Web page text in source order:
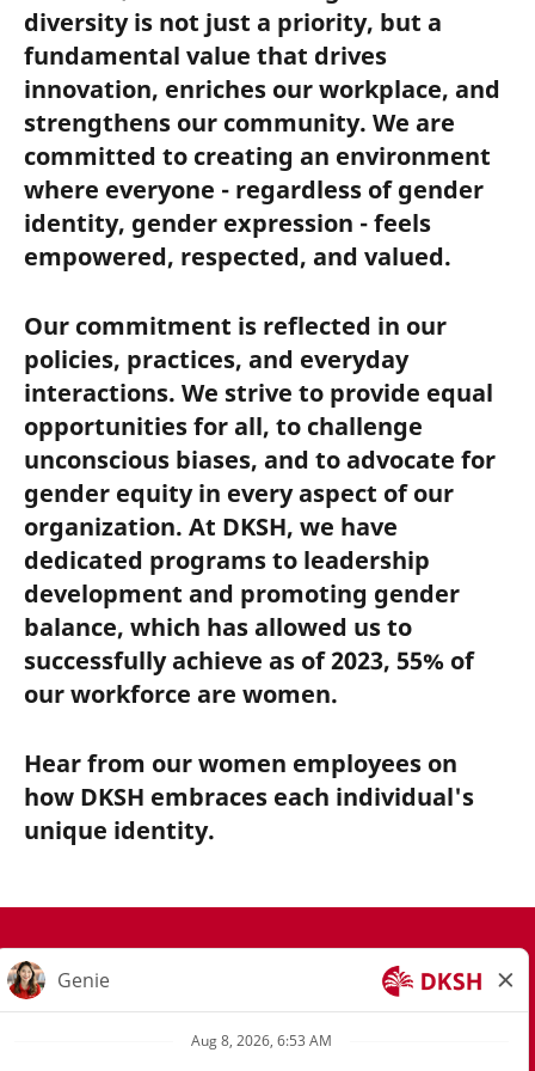
ce que nous
recherchons.
proposerons
une offre et
commencerons
le processus
d'intégration,
garantissant
ainsi une
transition
accueillante
pour le
nouveau
membre de
notre équipe
- vous.
diversity is not just a priority, but a
fundamental value that drives
innovation, enriches our workplace, and
strengthens our community. We are
committed to creating an environment
where everyone - regardless of gender
identity, gender expression - feels
empowered, respected, and valued.
Our commitment is reflected in our
policies, practices, and everyday
interactions. We strive to provide equal
opportunities for all, to challenge
unconscious biases, and to advocate for
gender equity in every aspect of our
organization. At DKSH, we have
dedicated programs to leadership
development and promoting gender
balance, which has allowed us to
successfully achieve as of 2023, 55% of
our workforce are women.
Hear from our women employees on
how DKSH embraces each individual's
unique identity.
Join Our Talent Community
Privacy Notice